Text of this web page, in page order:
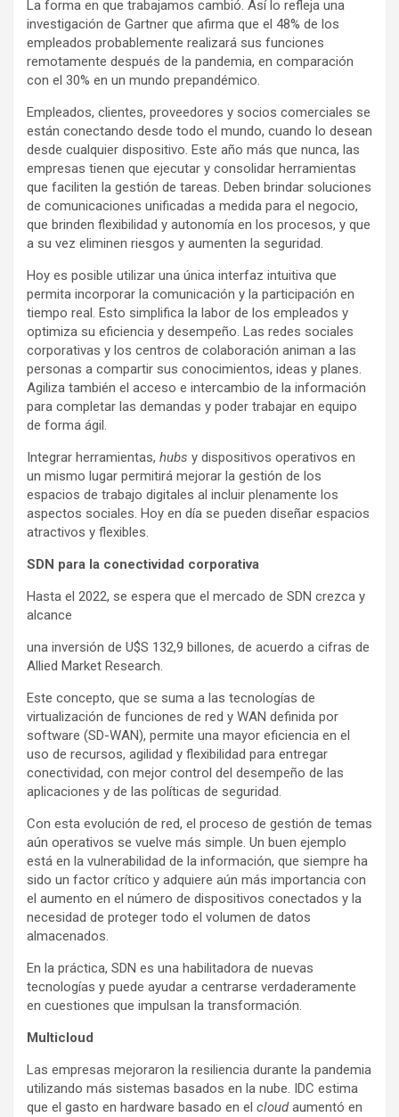
La forma en que trabajamos cambió. Así lo refleja una
investigación de Gartner que afirma que el 48% de los
empleados probablemente realizará sus funciones
remotamente después de la pandemia, en comparación
con el 30% en un mundo prepandémico.
Empleados, clientes, proveedores y socios comerciales se
están conectando desde todo el mundo, cuando lo desean
desde cualquier dispositivo. Este año más que nunca, las
empresas tienen que ejecutar y consolidar herramientas
que faciliten la gestión de tareas. Deben brindar soluciones
de comunicaciones unificadas a medida para el negocio,
que brinden flexibilidad y autonomía en los procesos, y que
a su vez eliminen riesgos y aumenten la seguridad.
Hoy es posible utilizar una única interfaz intuitiva que
permita incorporar la comunicación y la participación en
tiempo real. Esto simplifica la labor de los empleados y
optimiza su eficiencia y desempeño. Las redes sociales
corporativas y los centros de colaboración animan a las
personas a compartir sus conocimientos, ideas y planes.
Agiliza también el acceso e intercambio de la información
para completar las demandas y poder trabajar en equipo
de forma ágil.
Integrar herramientas, hubs y dispositivos operativos en
un mismo lugar permitirá mejorar la gestión de los
espacios de trabajo digitales al incluir plenamente los
aspectos sociales. Hoy en día se pueden diseñar espacios
atractivos y flexibles.
SDN para la conectividad corporativa
Hasta el 2022, se espera que el mercado de SDN crezca y
alcance
una inversión de U$S 132,9 billones, de acuerdo a cifras de
Allied Market Research.
Este concepto, que se suma a las tecnologías de
virtualización de funciones de red y WAN definida por
software (SD-WAN), permite una mayor eficiencia en el
uso de recursos, agilidad y flexibilidad para entregar
conectividad, con mejor control del desempeño de las
aplicaciones y de las políticas de seguridad.
Con esta evolución de red, el proceso de gestión de temas
aún operativos se vuelve más simple. Un buen ejemplo
está en la vulnerabilidad de la información, que siempre ha
sido un factor crítico y adquiere aún más importancia con
el aumento en el número de dispositivos conectados y la
necesidad de proteger todo el volumen de datos
almacenados.
En la práctica, SDN es una habilitadora de nuevas
tecnologías y puede ayudar a centrarse verdaderamente
en cuestiones que impulsan la transformación.
Multicloud
Las empresas mejoraron la resiliencia durante la pandemia
utilizando más sistemas basados ​​en la nube. IDC estima
que el gasto en hardware basado en el cloudaumentó en